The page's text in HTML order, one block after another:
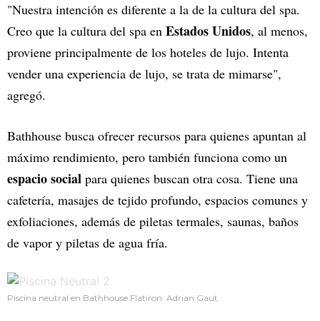
"Nuestra intención es diferente a la de la cultura del spa.
Creo que la cultura del spa en Estados Unidos, al menos,
proviene principalmente de los hoteles de lujo. Intenta
vender una experiencia de lujo, se trata de mimarse",
agregó.
Bathhouse busca ofrecer recursos para quienes apuntan al
máximo rendimiento, pero también funciona como un
espacio social para quienes buscan otra cosa. Tiene una
cafetería, masajes de tejido profundo, espacios comunes y
exfoliaciones, además de piletas termales, saunas, baños
de vapor y piletas de agua fría.
Piscina neutral en Bathhouse Flatiron. Adrian Gaut.